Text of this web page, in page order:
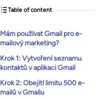
Table of content
Mám používat Gmail pro e-
mailový marketing?
Krok 1: Vytvoření seznamu
kontaktů v aplikaci Gmail
Krok 2: Obejití limitu 500 e-
mailů v Gmailu